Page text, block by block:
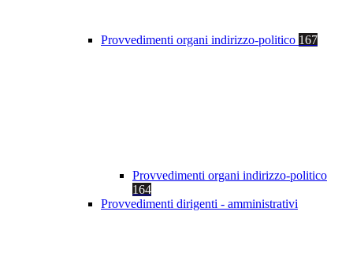
Provvedimenti organi indirizzo-politico 167
Provvedimenti organi indirizzo-politico
164
Provvedimenti dirigenti - amministrativi